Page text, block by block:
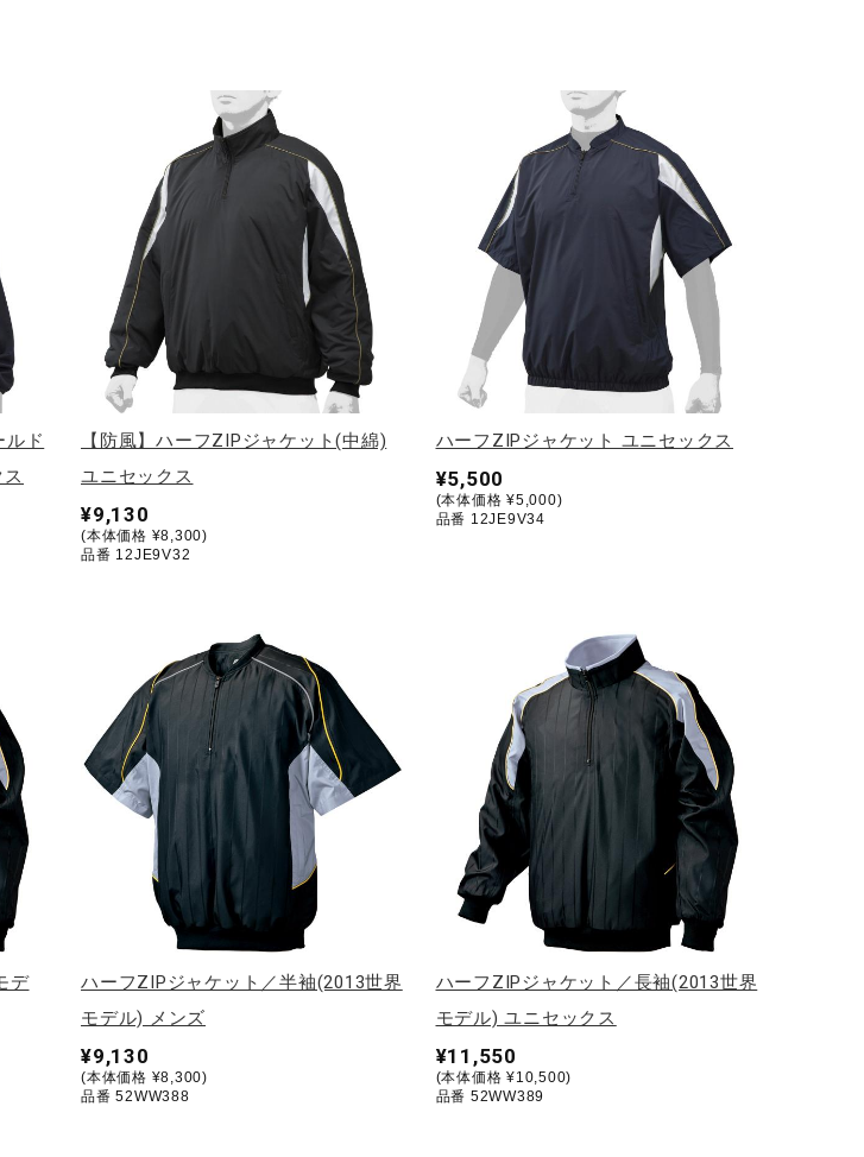
ルド
【防風】ハーフZIPジャケット(中綿)
ユニセックス
¥9,130
(本体価格 ¥8,300)
品番 12JE9V32
ハーフZIPジャケット ユニセックス
¥5,500
(本体価格 ¥5,000)
品番 12JE9V34
デ
ハーフZIPジャケット／半袖(2013世界
モデル) メンズ
¥9,130
(本体価格 ¥8,300)
品番 52WW388
ハーフZIPジャケット／長袖(2013世界
モデル) ユニセックス
¥11,550
(本体価格 ¥10,500)
品番 52WW389